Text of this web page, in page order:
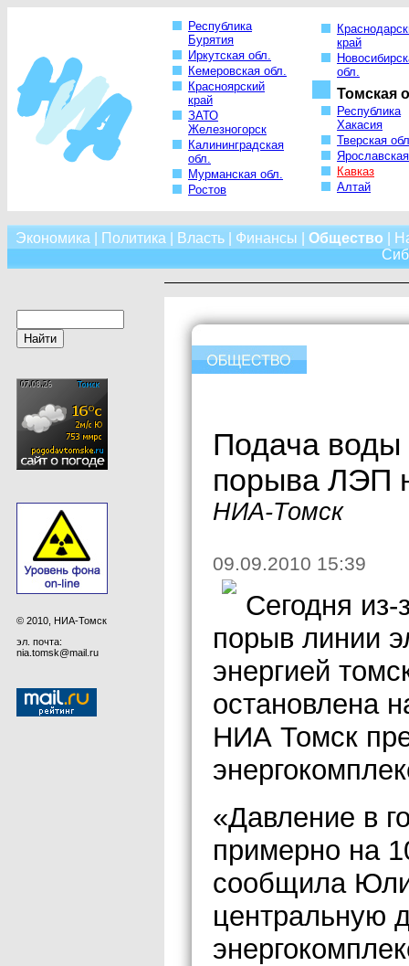
Республика
Бурятия
Иркутская обл.
Кемеровская обл.
Красноярский
край
ЗАТО
Железногорск
Калининградская
обл.
Мурманская обл.
Ростов
край
обл.
Томская
Республика
Хакасия
Тверская
Кавказ
Алтай
Экономика Политика Власть| Финансы Общество
© 2010, НИА-Томск
эл. почта:
nia.tomsk@mail.ru
Подача воды
порыва ЛЭП
НИА-Томск
09.09.2010 15:39
Сегодня из-
порыв линии
энергией
остановлена
НИА Томск
«Давление в
примерно на
сообщила
центральную